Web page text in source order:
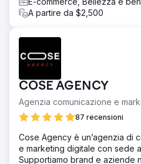
A partire da $2,500
COSE AGENCY
Agenzia comunicazione e
87 recensioni
Cose Agency è un’agenzia di
e marketing digitale con sede
Supportiamo brand e aziende